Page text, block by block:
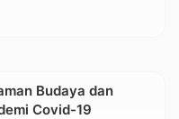
Budaya dan
Covid-19